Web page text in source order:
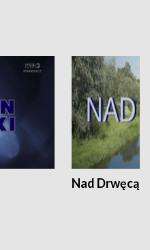
Nad Drwęcą